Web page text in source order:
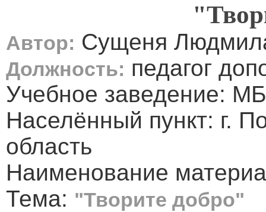
Автор: Сущеня
Должность: педагог
Учебное заведение:
Населённый пункт: г.
область
Наименование
Тема: "Творите добро"